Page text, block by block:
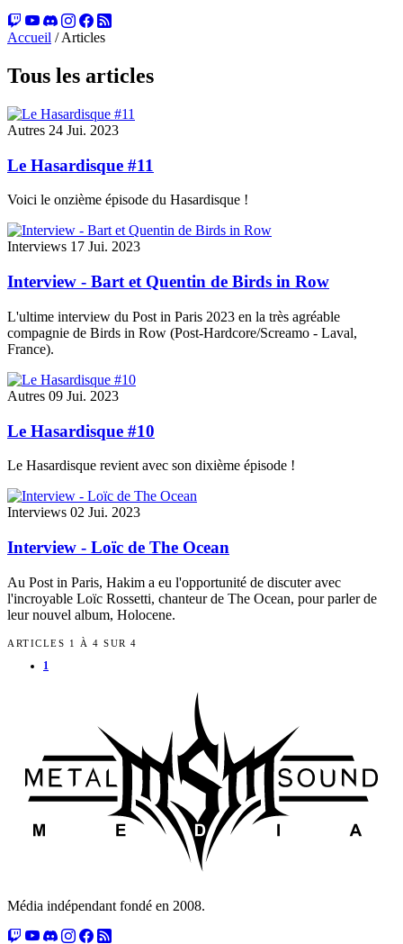
Accueil / Articles
Tous les articles
Autres 24 Jui. 2023
Le Hasardisque #11
Voici le onzième épisode du Hasardisque !
Interviews 17 Jui. 2023
Interview - Bart et Quentin de Birds in Row
L'ultime interview du Post in Paris 2023 en la très agréable
compagnie de Birds in Row (Post-Hardcore/Screamo - Laval,
France).
Autres 09 Jui. 2023
Le Hasardisque #10
Le Hasardisque revient avec son dixième épisode !
Interviews 02 Jui. 2023
Interview - Loïc de The Ocean
Au Post in Paris, Hakim a eu l'opportunité de discuter avec
l'incroyable Loïc Rossetti, chanteur de The Ocean, pour parler de
leur nouvel album, Holocene.
ARTICLES 1 À 4 SUR 4
1
Média indépendant fondé en 2008.